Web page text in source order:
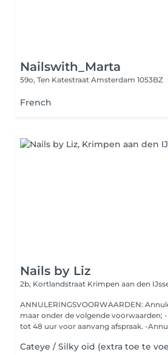
Nailswith_Marta
59o, Ten Katestraat Amsterdam 1053BZ
French
Nails by Liz
2b, Kortlandstraat Krimpen aan den
ANNULERINGSVOORWAARDEN:
maar onder de volgende voorwaarden; -Kosteloos annuleren
tot 48 uur voor aanvang afspraak. -
Cateye / Silky oid (extra toe te